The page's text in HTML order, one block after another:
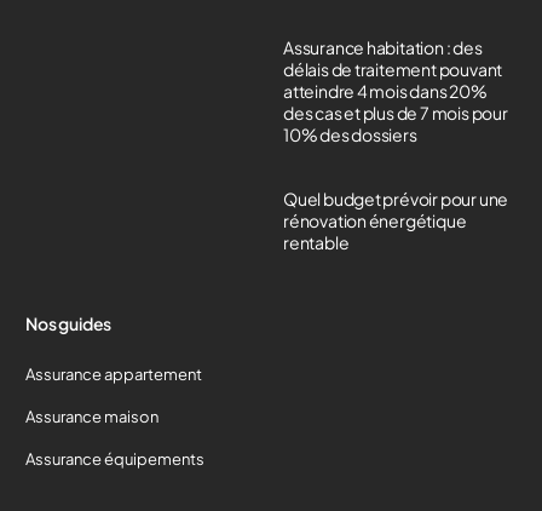
Assurance habitation : des
délais de traitement pouvant
atteindre 4 mois dans 20%
des cas et plus de 7 mois pour
10% des dossiers
Quel budget prévoir pour une
rénovation énergétique
rentable
Nos guides
Assurance appartement
Assurance maison
Assurance équipements